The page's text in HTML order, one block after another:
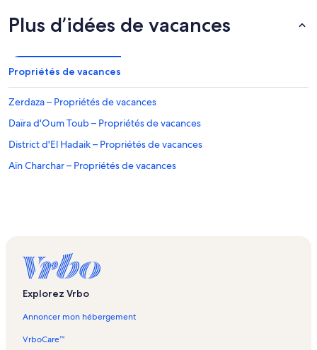
Plus d’idées de vacances
Propriétés de vacances
Zerdaza – Propriétés de vacances
Daïra d'Oum Toub – Propriétés de vacances
District d'El Hadaik – Propriétés de vacances
Aïn Charchar – Propriétés de vacances
Explorez Vrbo
Annoncer mon hébergement
VrboCare™